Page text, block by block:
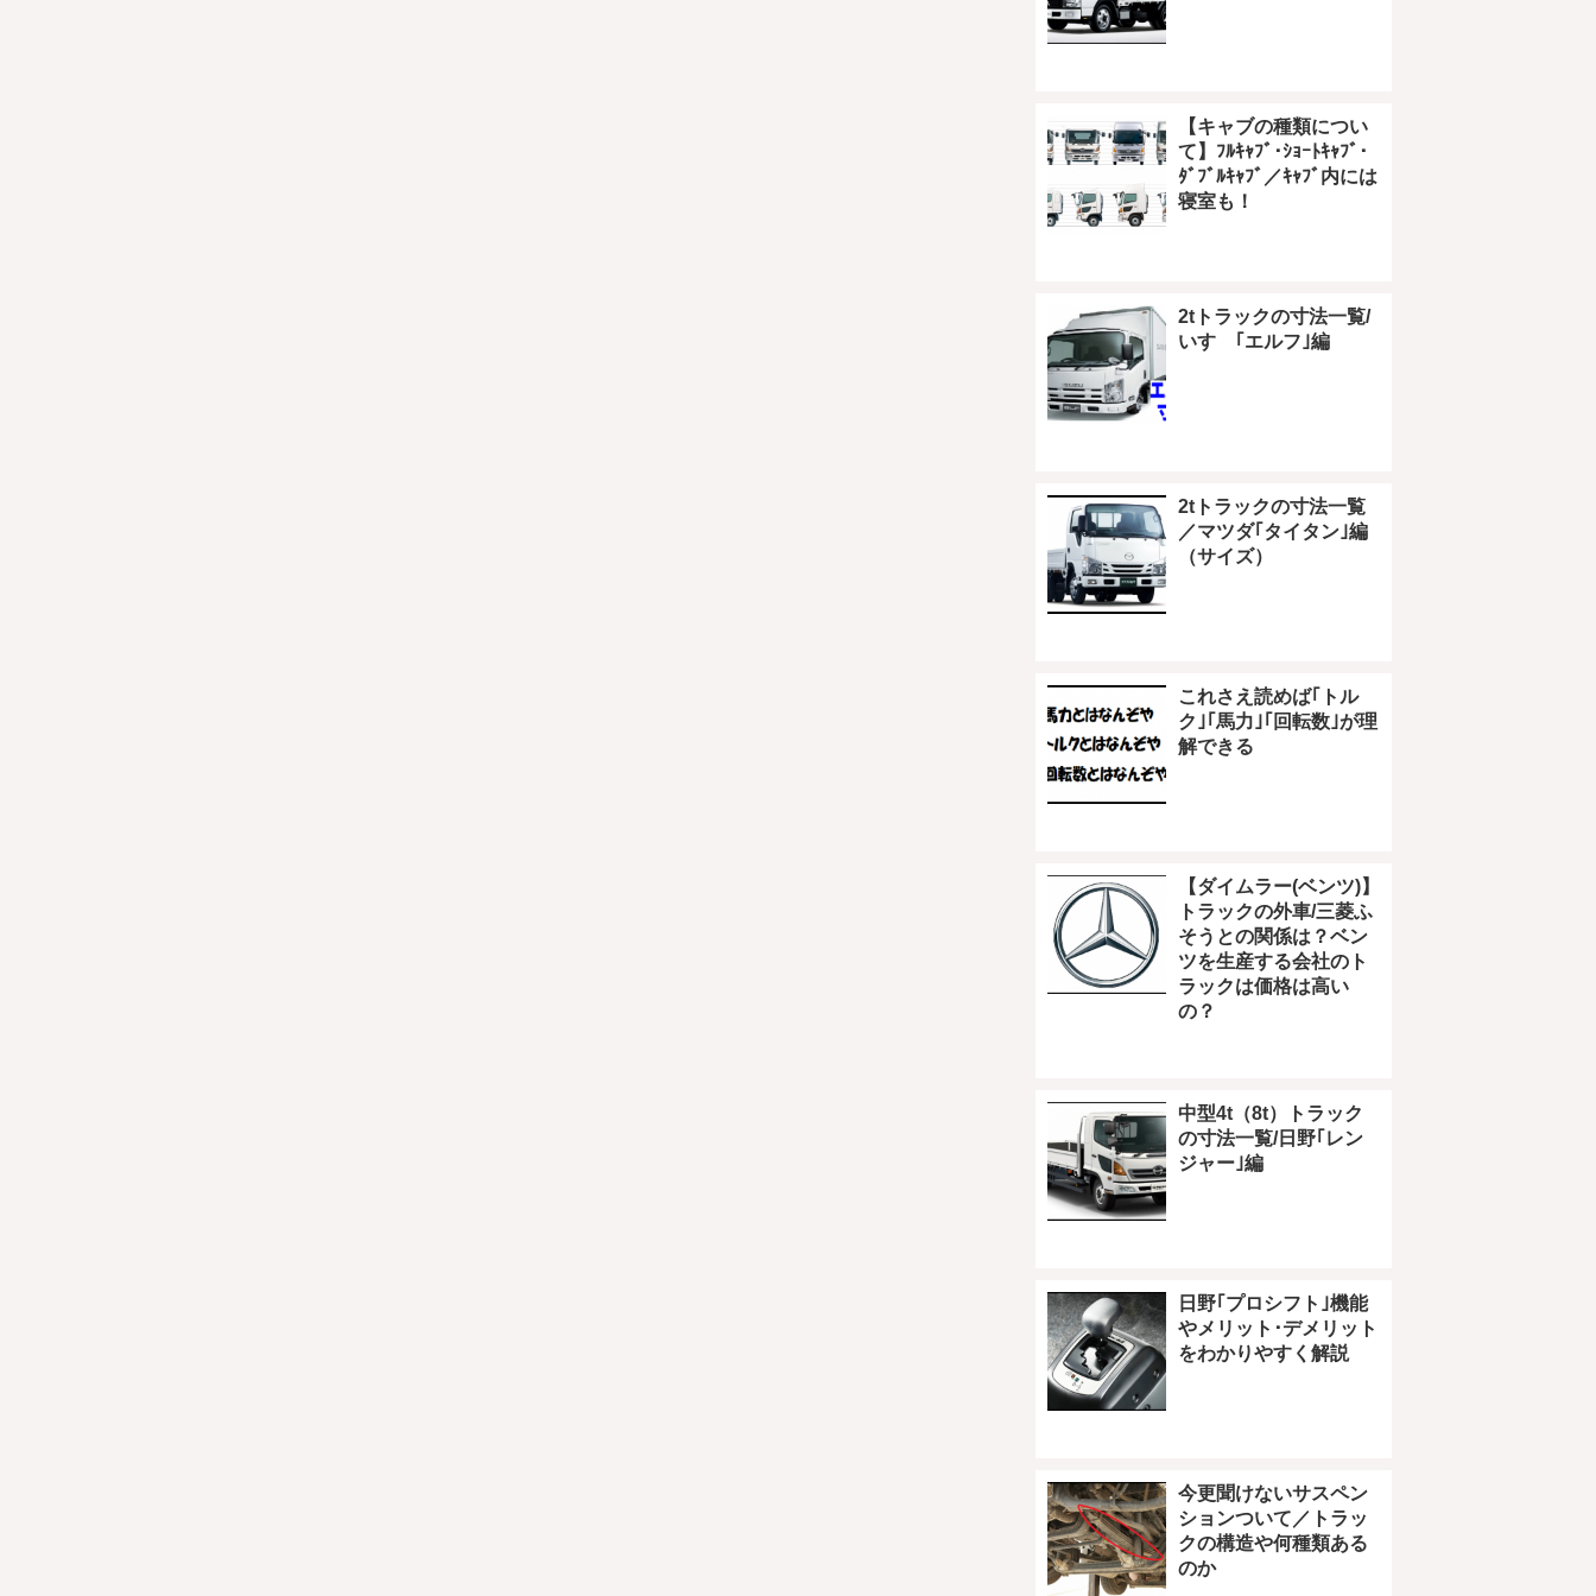
【キャブの種類につい
て】ﾌﾙｷｬﾌﾞ･ｼｮｰﾄｷｬﾌﾞ･
ﾀﾞﾌﾞﾙｷｬﾌﾞ／ｷｬﾌﾞ内には
寝室も！
2tトラックの寸法一覧/
いすゞ｢エルフ｣編
2tトラックの寸法一覧
／マツダ｢タイタン｣編
（サイズ）
これさえ読めば｢トル
ク｣｢馬力｣｢回転数｣が理
解できる
【ダイムラー(ベンツ)】
トラックの外車/三菱ふ
そうとの関係は？ベン
ツを生産する会社のト
ラックは価格は高い
の？
中型4t（8t）トラック
の寸法一覧/日野｢レン
ジャー｣編
日野｢プロシフト｣機能
やメリット･デメリット
をわかりやすく解説
今更聞けないサスペン
ションついて／トラッ
クの構造や何種類ある
のか